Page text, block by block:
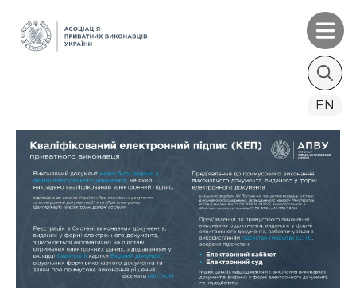
Search
EN